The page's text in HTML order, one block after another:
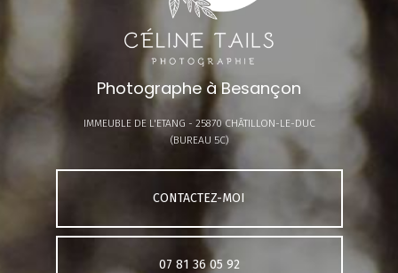
Photographe à Besançon
IMMEUBLE DE L'ETANG - 25870 CHÂTILLON-LE-DUC
(BUREAU 5C)
CONTACTEZ-MOI
07 81 36 05 92